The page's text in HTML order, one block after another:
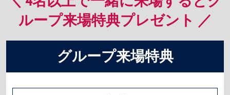
ループ来場特典プレゼント ／
グループ来場特典